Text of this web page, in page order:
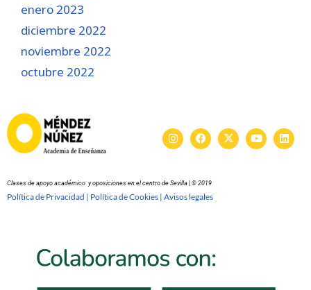
enero 2023
diciembre 2022
noviembre 2022
octubre 2022
Clases de apoyo académico y oposiciones en el centro de Sevilla | © 2019
Política de Privacidad | Política de Cookies | Avisos legales